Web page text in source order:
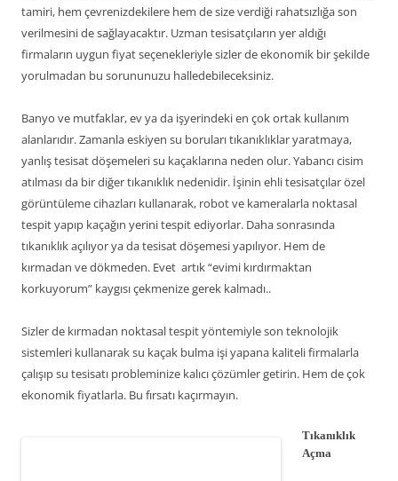
tamiri, hem çevrenizdekilere hem de size verdiği rahatsızlığa son
verilmesini de sağlayacaktır. Uzman tesisatçıların yer aldığı
firmaların uygun fiyat seçenekleriyle sizler de ekonomik bir şekilde
yorulmadan bu sorununuzu halledebileceksiniz.
Banyo ve mutfaklar, ev ya da işyerindeki en çok ortak kullanım
alanlarıdır. Zamanla eskiyen su boruları tıkanıklıklar yaratmaya,
yanlış tesisat döşemeleri su kaçaklarına neden olur. Yabancı cisim
atılması da bir diğer tıkanıklık nedenidir. İşinin ehli tesisatçılar özel
görüntüleme cihazları kullanarak, robot ve kameralarla noktasal
tespit yapıp kaçağın yerini tespit ediyorlar. Daha sonrasında
tıkanıklık açılıyor ya da tesisat döşemesi yapılıyor. Hem de
kırmadan ve dökmeden. Evet artık “evimi kırdırmaktan
korkuyorum” kaygısı çekmenize gerek kalmadı..
Sizler de kırmadan noktasal tespit yöntemiyle son teknolojik
sistemleri kullanarak su kaçak bulma işi yapana kaliteli firmalarla
çalışıp su tesisatı probleminize kalıcı çözümler getirin. Hem de çok
ekonomik fiyatlarla. Bu fırsatı kaçırmayın.
Tıkanıklık
Açma